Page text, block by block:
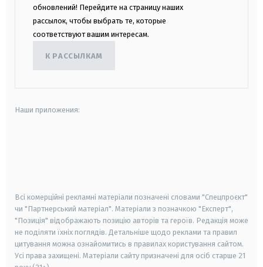
обновлений! Перейдите на страницу наших
рассылок, чтобы выбрать те, которые
соответствуют вашим интересам.
К РАССЫЛКАМ
Наши приложения:
Всі комерційні рекламні матеріали позначені словами "Спецпроєкт"
чи "Партнерський матеріал". Матеріали з позначкою "Експерт",
"Позиція" відображають позицію авторів та героїв. Редакція може
не поділяти їхніх поглядів. Детальніше щодо реклами та правил
цитування можна ознайомитись в правилах користування сайтом.
Усі права захищені. Матеріали сайту призначені для осіб старше 21